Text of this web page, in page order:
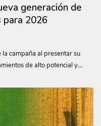
generación de
para 2026
campaña al presentar su
de alto potencial y...